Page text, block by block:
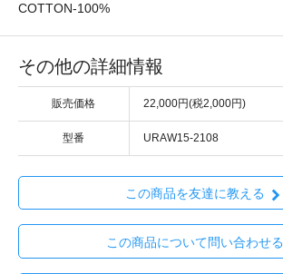
COTTON-100%
その他の詳細情報
販売価格 22,000円(税2,000円)
型番 URAW15-2108
この商品を友達に教える
この商品について問い合わせる